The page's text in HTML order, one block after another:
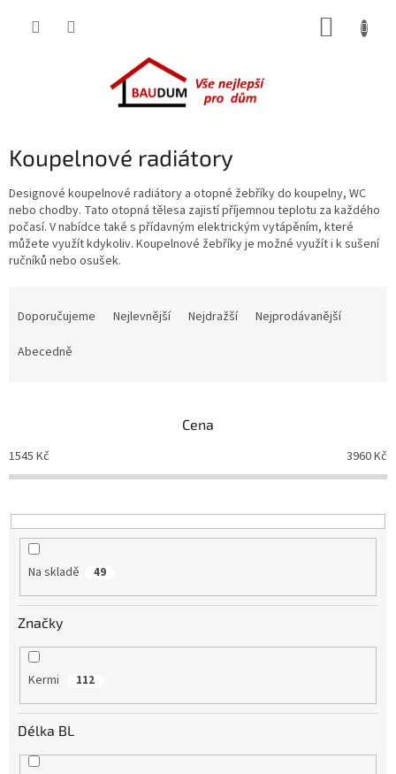
Koupelnové radiátory
Designové koupelnové radiátory a otopné žebříky do koupelny, WC
nebo chodby. Tato otopná tělesa zajistí příjemnou teplotu za každého
počasí. V nabídce také s přídavným elektrickým vytápěním, které
můžete využít kdykoliv. Koupelnové žebříky je možné využít i k sušení
ručníků nebo osušek.
o
d
k
t
Doporučujeme Nejlevnější Nejdražší
Nejprodávanější
Abecedně
Cena
1545 Kč 3960Kč
Na skladě 49
Značky
Kermi 112
Délka BL